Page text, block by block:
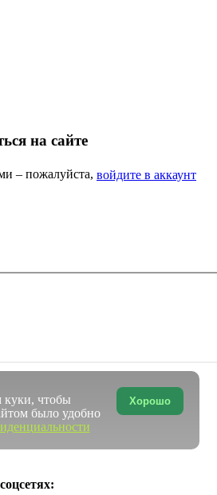
на сайте
– пожалуйста, войдите в аккаунт
Хорошо
чтобы
было удобно